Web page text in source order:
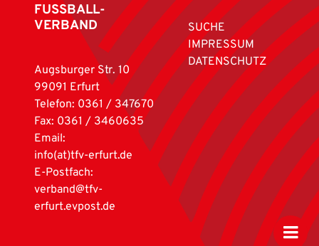
FUSSBALL-
VERBAND
Augsburger Str. 10
99091 Erfurt
Telefon: 0361 / 347670
Fax: 0361 / 3460635
Email:
info(at)tfv-erfurt.de
E-Postfach:
verband@tfv-
erfurt.evpost.de
SUCHE
IMPRESSUM
DATENSCHUTZ